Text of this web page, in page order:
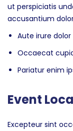
ut perspiciatis
accusantium
Aute irure
Occaecat
Pariatur enim
Event
Excepteur sint